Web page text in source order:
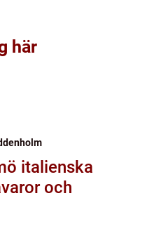
här
och